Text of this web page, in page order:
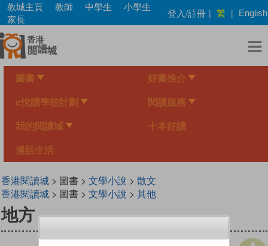
Skip
main
content
教城主頁 教師 中學生
小學生
家長
登入/註冊 | 繁 | English
圖書 好書推介
e悅讀學校計劃 閱讀服務
我的閱讀城 十本好讀
漫話生活
香港閱讀城> 圖書 > 文學小說 > 散文
香港閱讀城> 圖書 > 文學小說 > 其他
地方